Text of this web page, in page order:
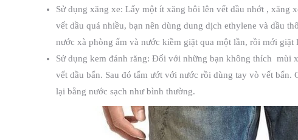
Sử dụng xăng xe: Lấy một ít xăng bôi lên vết dầu nhớt , xăng
vết dầu quá nhiều, bạn nên dùng dung dịch ethylene và dầu
nước xà phòng ấm và nước kiềm giặt qua một lần, rồi mới giặt
Sử dụng kem đánh răng: Đối với những bạn không thích mùi
vết dầu bẩn. Sau đó tẩm ướt với nước rồi dùng tay vò vết
lại bằng nước sạch như bình thường.